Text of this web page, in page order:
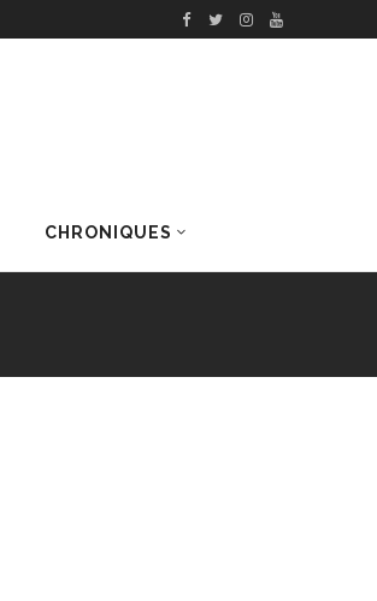
CHRONIQUES
DERNIERS ARTICLES